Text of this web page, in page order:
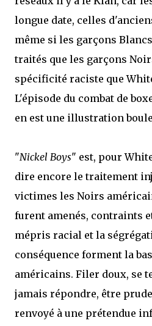
longue date, celles
même si les garçons
traités que les garçons
spécificité raciste que
L'épisode du combat de
en est une illustration
"Nickel Boys" est, pour
dire encore le traitement
victimes les Noirs
furent amenés, contraints
mépris racial et la
conséquence forment la
américains. Filer doux, se
jamais répondre, être
renvoyé à une prétendue